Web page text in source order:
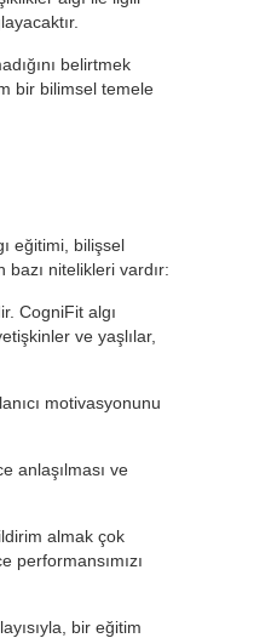
belirtmek
bir bilimsel temele
eğitimi, bilişsel
bazı nitelikleri vardır:
CogniFit algı
ve yaşlılar,
motivasyonunu
anlaşılması ve
almak çok
performansımızı
bir eğitim